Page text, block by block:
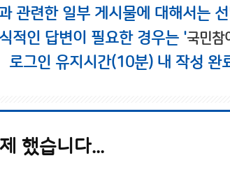
관련한 일부 게시물에 대해서는
적인 답변이 필요한 경우는 '국민참
로그인 유지시간(10분) 내 작성 완
했습니다...